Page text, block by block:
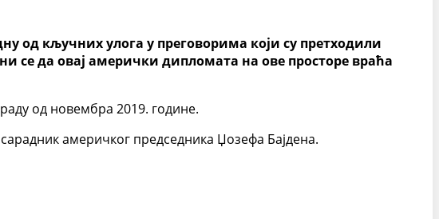
од кључних улога у преговорима који су претходили
се да овај амерички дипломата на ове просторе враћа
од новембра 2019. године.
америчког председника Џозефа Бајдена.